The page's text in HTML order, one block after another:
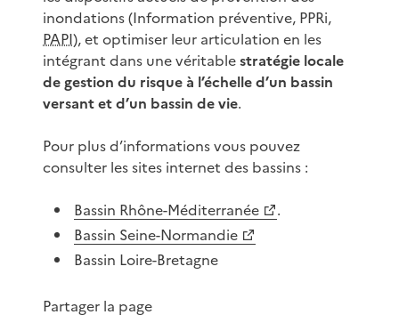
inondations (Information préventive, PPRi,
PAPI), et optimiser leur articulation en les
intégrant dans une véritablestratégie locale
de gestion du risqueà l’échelle d’un bassin
versant et d’un bassin de vie.
Pour plus d’informations vous pouvez
consulter les sites internet des bassins :
Bassin Rhône-Méditerranée
.
Bassin Seine-Normandie
Bassin Loire-Bretagne
Partager la page